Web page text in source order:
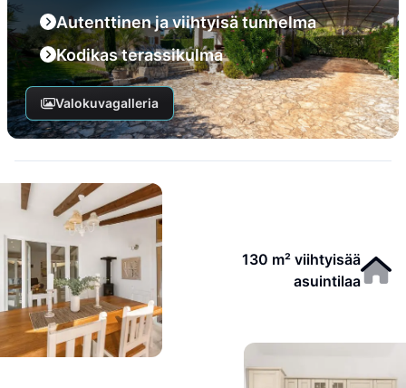
Autenttinen ja viihtyisä tunnelma
Kodikas terassikulma
Valokuvagalleria
130 m² viihtyisää
asuintilaa